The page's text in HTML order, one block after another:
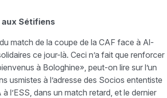
aux Sétifiens
match de la coupe de la CAF face à Al-
ce jour-là. Ceci n’a fait que renforcer
à Bologhine», peut-on lire sur l’un
usmistes à l’adresse des Socios ententiste
l’ESS, dans un match retard, et le dernier